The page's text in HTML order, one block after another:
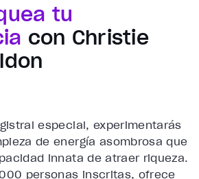
tu
con Christie
especial, experimentarás
de energía asombrosa que
innata de atraer riqueza.
personas inscritas, ofrece